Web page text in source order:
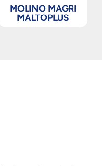
MOLINO MAGRI
MALTOPLUS